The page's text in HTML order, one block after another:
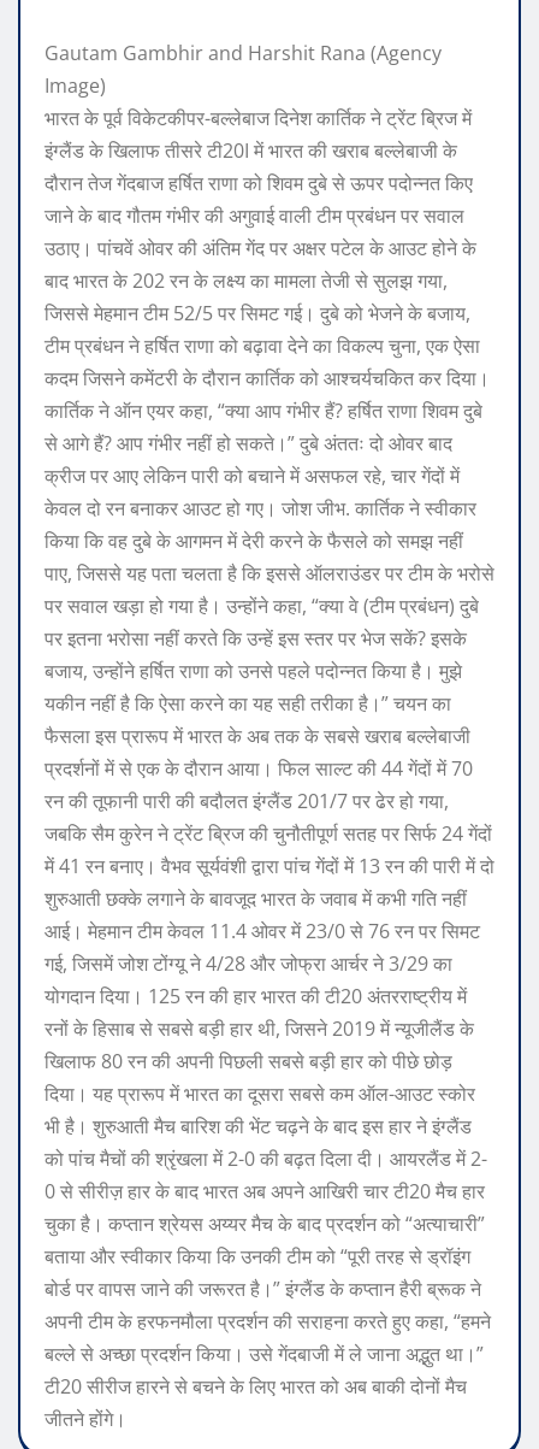
Gautam Gambhir and Harshit Rana (Agency
Image)
भारत के पूर्व विकेटकीपर-बल्लेबाज दिनेश कार्तिक ने ट्रेंट ब्रिज में
इंग्लैंड के खिलाफ तीसरे टी20I में भारत की खराब बल्लेबाजी के
दौरान तेज गेंदबाज हर्षित राणा को शिवम दुबे से ऊपर पदोन्नत किए
जाने के बाद गौतम गंभीर की अगुवाई वाली टीम प्रबंधन पर सवाल
उठाए। पांचवें ओवर की अंतिम गेंद पर अक्षर पटेल के आउट होने के
बाद भारत के 202 रन के लक्ष्य का मामला तेजी से सुलझ गया,
जिससे मेहमान टीम 52/5 पर सिमट गई। दुबे को भेजने के बजाय,
टीम प्रबंधन ने हर्षित राणा को बढ़ावा देने का विकल्प चुना, एक ऐसा
कदम जिसने कमेंटरी के दौरान कार्तिक को आश्चर्यचकित कर दिया।
कार्तिक ने ऑन एयर कहा, “क्या आप गंभीर हैं? हर्षित राणा शिवम दुबे
से आगे हैं? आप गंभीर नहीं हो सकते।”दुबे अंततः दो ओवर बाद
क्रीज पर आए लेकिन पारी को बचाने में असफल रहे, चार गेंदों में
केवल दो रन बनाकर आउट हो गए। जोश जीभ. कार्तिक ने स्वीकार
किया कि वह दुबे के आगमन में देरी करने के फैसले को समझ नहीं
पाए, जिससे यह पता चलता है कि इससे ऑलराउंडर पर टीम के भरोसे
पर सवाल खड़ा हो गया है। उन्होंने कहा, “क्या वे (टीम प्रबंधन) दुबे
पर इतना भरोसा नहीं करते कि उन्हें इस स्तर पर भेज सकें? इसके
बजाय, उन्होंने हर्षित राणा को उनसे पहले पदोन्नत किया है। मुझे
यकीन नहीं है कि ऐसा करने का यह सही तरीका है।”चयन का
फैसला इस प्रारूप में भारत के अब तक के सबसे खराब बल्लेबाजी
प्रदर्शनों में से एक के दौरान आया। फिल साल्ट की 44 गेंदों में 70
रन की तूफानी पारी की बदौलत इंग्लैंड 201/7 पर ढेर हो गया,
जबकि सैम कुरेन ने ट्रेंट ब्रिज की चुनौतीपूर्ण सतह पर सिर्फ 24 गेंदों
में 41 रन बनाए। वैभव सूर्यवंशी द्वारा पांच गेंदों में 13 रन की पारी में दो
शुरुआती छक्के लगाने के बावजूद भारत के जवाब में कभी गति नहीं
आई। मेहमान टीम केवल 11.4 ओवर में 23/0 से 76 रन पर सिमट
गई, जिसमें जोश टोंग्यू ने 4/28 और जोफ्रा आर्चर ने 3/29 का
योगदान दिया। 125 रन की हार भारत की टी20 अंतरराष्ट्रीय में
रनों के हिसाब से सबसे बड़ी हार थी, जिसने 2019 में न्यूजीलैंड के
खिलाफ 80 रन की अपनी पिछली सबसे बड़ी हार को पीछे छोड़
दिया। यह प्रारूप में भारत का दूसरा सबसे कम ऑल-आउट स्कोर
भी है। शुरुआती मैच बारिश की भेंट चढ़ने के बाद इस हार ने इंग्लैंड
को पांच मैचों की श्रृंखला में 2-0 की बढ़त दिला दी। आयरलैंड में 2-
0 से सीरीज़ हार के बाद भारत अब अपने आखिरी चार टी20 मैच हार
चुका है। कप्तान श्रेयस अय्यर मैच के बाद प्रदर्शन को “अत्याचारी”
बताया और स्वीकार किया कि उनकी टीम को “पूरी तरह से ड्रॉइंग
बोर्ड पर वापस जाने की जरूरत है।”इंग्लैंड के कप्तान हैरी ब्रूक ने
अपनी टीम के हरफनमौला प्रदर्शन की सराहना करते हुए कहा, “हमने
बल्ले से अच्छा प्रदर्शन किया। उसे गेंदबाजी में ले जाना अद्भुत था।”
टी20 सीरीज हारने से बचने के लिए भारत को अब बाकी दोनों मैच
जीतने होंगे।